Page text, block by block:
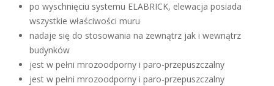
po wyschnięciu systemu ELABRICK, elewacja posiada
wszystkie właściwości muru
nadaje się do stosowania na zewnątrz jak i wewnątrz
budynków
jest w pełni mrozoodporny i paro-przepuszczalny
jest w pełni mrozoodporny i paro-przepuszczalny